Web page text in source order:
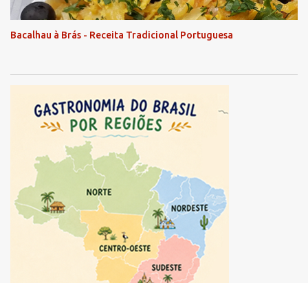
Bacalhau à Brás - Receita Tradicional Portuguesa